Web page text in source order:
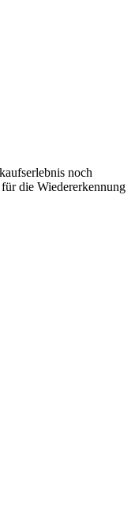
noch
die Wiedererkennung